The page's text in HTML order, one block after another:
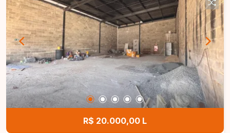
armários, fogão e forno, área de serviço e 1 vaga
de garagem. O valor do condomínio já está
incluso na locação, proporcionando mais
praticidade no planejamento mensal. O
condomínio oferece excelente estrutura de lazer
e comodidade, com piscina, salão de festas, 3
espaços gourmet, espaço fitness, pista para
caminhada, elevador, portaria e coletor de lixo em
cada bloco, garantindo mais segurança, conforto
e qualidade de vida aos moradores. Uma
excelente oportunidade para quem busca um
R$ 20.000,00 L